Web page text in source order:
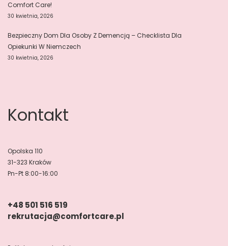
Comfort Care!
30 kwietnia, 2026
Bezpieczny Dom Dla Osoby Z Demencją – Checklista Dla
Opiekunki W Niemczech
30 kwietnia, 2026
Kontakt
Opolska 110
31-323 Kraków
Pn-Pt 8:00-16:00
+48 501 516 519
rekrutacja@comfortcare.pl